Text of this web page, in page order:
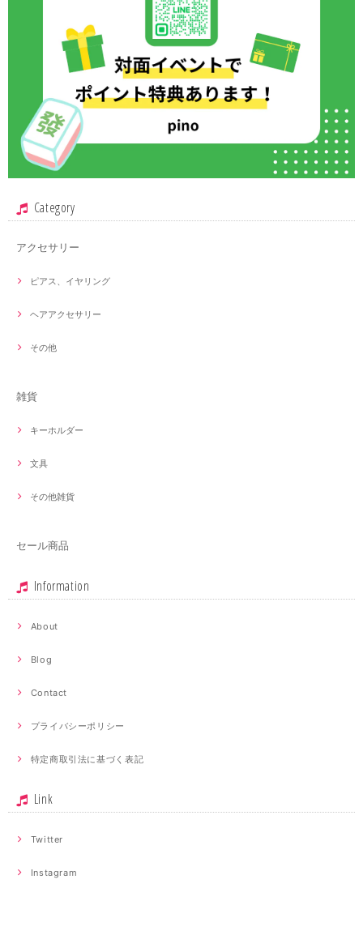
Category
アクセサリー
ピアス、イヤリング
ヘアアクセサリー
その他
雑貨
キーホルダー
文具
その他雑貨
セール商品
Information
About
Blog
Contact
プライバシーポリシー
特定商取引法に基づく表記
Link
Twitter
Instagram